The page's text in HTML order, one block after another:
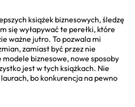
książek biznesowych, śledzę
się wyłapywać te perełki, które
ważne jutro. To pozwala mi
zamiast być przez nie
biznesowe, nowe sposoby
jest w tych książkach. Nie
bo konkurencja na pewno